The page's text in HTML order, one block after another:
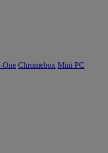
One Chromebox Mini PC